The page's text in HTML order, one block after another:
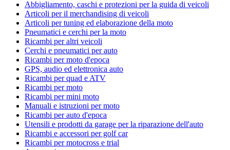
Abbigliamento, caschi e protezioni per la guida di veicoli
Articoli per il merchandising di veicoli
Articoli per tuning ed elaborazione della moto
Pneumatici e cerchi per la moto
Ricambi per altri veicoli
Cerchi e pneumatici per auto
Ricambi per moto d'epoca
GPS, audio ed elettronica auto
Ricambi per quad e ATV
Ricambi per moto
Ricambi per mini moto
Manuali e istruzioni per moto
Ricambi per auto d'epoca
Utensili e prodotti da garage per la riparazione dell'auto
Ricambi e accessori per golf car
Ricambi per motocross e trial